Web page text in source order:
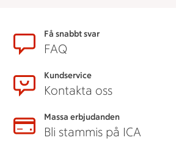
SidfotFå snabbt svar
FAQ
Kundservice
Kontakta oss
Massa erbjudanden
Bli stammis på ICA